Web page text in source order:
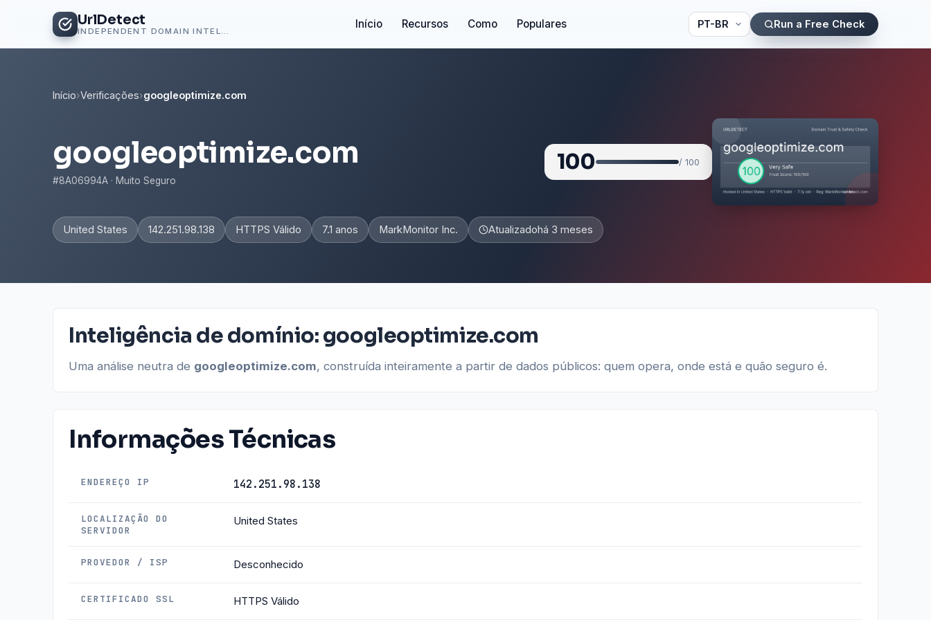
UrlDetect Início Recursos Como Populares Run a Free Check
Início›Verificações›googleoptimize.com
googleoptimize.com
#8A06994A · Muito Seguro
100 / 100
United States 142.251.98.138 HTTPS Válido 7.1 anos MarkMonitor Inc. Atualizadohá 3 meses
Inteligência de domínio: googleoptimize.com
Uma análise neutra de googleoptimize.com, construída inteiramente a partir de dados públicos: quem opera, onde está e quão seguro é.
Informações Técnicas
ENDEREÇO IP 142.251.98.138
LOCALIZAÇÃO DO
SERVIDOR
United States
PROVEDOR / ISP Desconhecido
CERTIFICADO SSL HTTPS Válido